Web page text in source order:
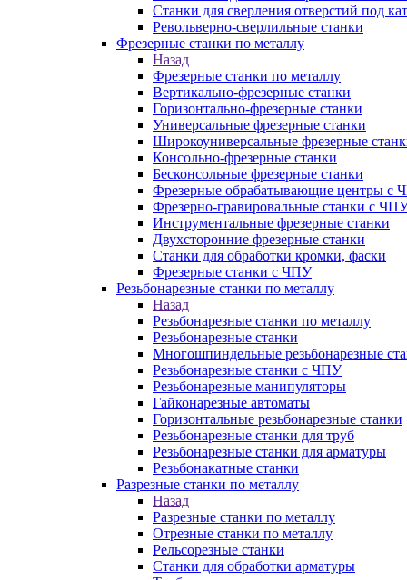
Станки для сверления отверстий под
Револьверно-сверлильные станки
Фрезерные станки по металлу
Назад
Фрезерные станки по металлу
Вертикально-фрезерные станки
Горизонтально-фрезерные станки
Универсальные фрезерные станки
Широкоуниверсальные фрезерные
Консольно-фрезерные станки
Бесконсольные фрезерные станки
Фрезерные обрабатывающие центры с
Фрезерно-гравировальные станки с
Инструментальные фрезерные станки
Двухсторонние фрезерные станки
Станки для обработки кромки, фаски
Фрезерные станки с ЧПУ
Резьбонарезные станки по металлу
Назад
Резьбонарезные станки по металлу
Резьбонарезные станки
Многошпиндельные резьбонарезные
Резьбонарезные станки с ЧПУ
Резьбонарезные манипуляторы
Гайконарезные автоматы
Горизонтальные резьбонарезные станки
Резьбонарезные станки для труб
Резьбонарезные станки для арматуры
Резьбонакатные станки
Разрезные станки по металлу
Назад
Разрезные станки по металлу
Отрезные станки по металлу
Рельсорезные станки
Станки для обработки арматуры